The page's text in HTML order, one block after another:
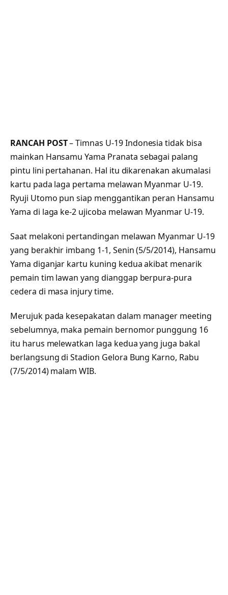
RANCAH POST– Timnas U-19 Indonesia tidak bisa
mainkan Hansamu Yama Pranata sebagai palang
pintu lini pertahanan. Hal itu dikarenakan akumalasi
kartu pada laga pertama melawan Myanmar U-19.
Ryuji Utomo pun siap menggantikan peran Hansamu
Yama di laga ke-2 ujicoba melawan Myanmar U-19.
Saat melakoni pertandingan melawan Myanmar U-19
yang berakhir imbang 1-1, Senin (5/5/2014), Hansamu
Yama diganjar kartu kuning kedua akibat menarik
pemain tim lawan yang dianggap berpura-pura
cedera di masa injury time.
Merujuk pada kesepakatan dalam manager meeting
sebelumnya, maka pemain bernomor punggung 16
itu harus melewatkan laga kedua yang juga bakal
berlangsung di Stadion Gelora Bung Karno, Rabu
(7/5/2014) malam WIB.